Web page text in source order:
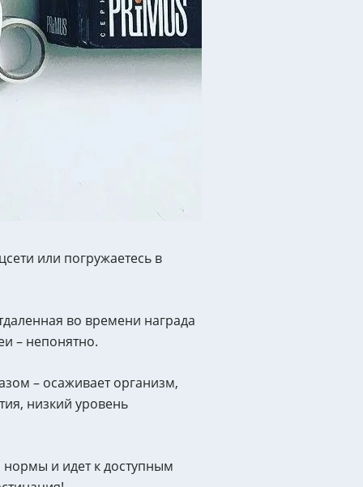
или погружаетесь в
во времени награда
– непонятно.
– осаживает организм,
низкий уровень
и идет к доступным